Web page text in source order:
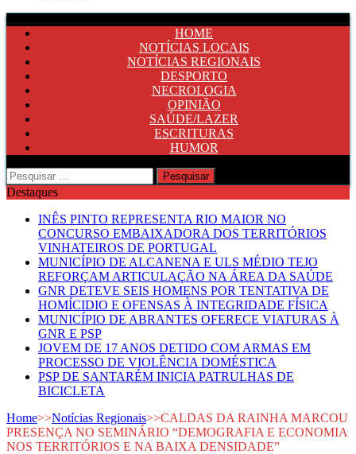
HOME
NOTÍCIAS LOCAIS
NOTÍCIAS REGIONAIS
DESPORTO
NECROLOGIA
OPINIÃO
SAÚDE/LAZER
ESCRITURAS
HUMOR
Pesquisar
por:
Destaques
INÊS PINTO REPRESENTA RIO MAIOR NO
CONCURSO EMBAIXADORA DOS TERRITÓRIOS
VINHATEIROS DE PORTUGAL
MUNICÍPIO DE ALCANENA E ULS MÉDIO TEJO
REFORÇAM ARTICULAÇÃO NA ÁREA DA SAÚDE
GNR DETEVE SEIS HOMENS POR TENTATIVA DE
HOMÍCIDIO E OFENSAS À INTEGRIDADE FÍSICA
MUNICÍPIO DE ABRANTES OFERECE VIATURAS À
GNR E PSP
JOVEM DE 17 ANOS DETIDO COM ARMAS EM
PROCESSO DE VIOLÊNCIA DOMÉSTICA
PSP DE SANTARÉM INICIA PATRULHAS DE
BICICLETA
Home>>Notícias Regionais>>CALDAS DA RAINHA MARCOU
PRESENÇA NO SEMINÁRIO “DEMOGRAFIA E ECONOMIA
NOS TERRITÓRIOS E NA BAIXA DENSIDADE”